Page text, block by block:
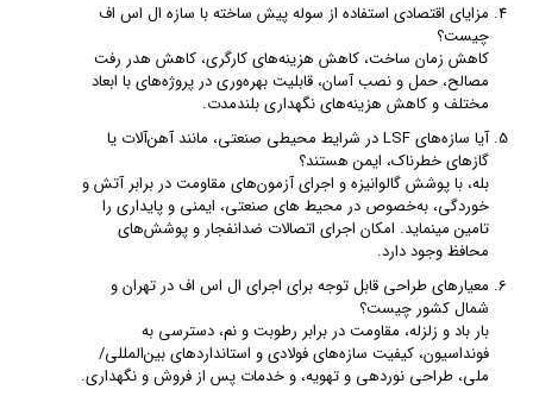
مزایای اقتصادی استفاده از سوله پیش ساخته با سازه ال اس اف
چیست؟
کاهش زمان ساخت، کاهش هزینه‌های کارگری، کاهش هدر رفت
مصالح، حمل و نصب آسان، قابلیت بهره‌وری در پروژه‌های با ابعاد
مختلف و کاهش هزینه‌های نگهداری بلندمدت.
آیا سازه‌های LSF در شرایط محیطی صنعتی، مانند آهن‌آلات یا
گازهای خطرناک، ایمن هستند؟
بله، با پوشش گالوانیزه و اجرای آزمون‌های مقاومت در برابر آتش و
خوردگی، به‌خصوص در محیط‌ های صنعتی، ایمنی و پایداری را
تامین مینماید. امکان اجرای اتصالات ضدانفجار و پوشش‌های
محافظ وجود دارد.
معیارهای طراحی قابل توجه برای اجرای ال اس اف در تهران و
شمال کشور چیست؟
بار باد و زلزله، مقاومت در برابر رطوبت و نم، دسترسی به
فونداسیون، کیفیت سازه‌های فولادی و استانداردهای بین‌المللی/
ملی، طراحی نوردهی و تهویه، و خدمات پس از فروش و نگهداری.